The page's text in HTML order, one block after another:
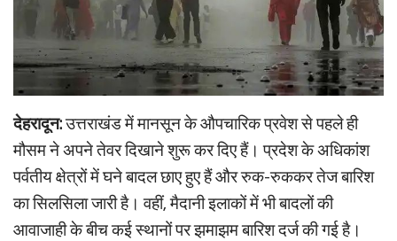
देहरादून:उत्तराखंड में मानसून के औपचारिक प्रवेश से पहले ही
मौसम ने अपने तेवर दिखाने शुरू कर दिए हैं। प्रदेश के अधिकांश
पर्वतीय क्षेत्रों में घने बादल छाए हुए हैं और रुक-रुककर तेज बारिश
का सिलसिला जारी है। वहीं, मैदानी इलाकों में भी बादलों की
आवाजाही के बीच कई स्थानों पर झमाझम बारिश दर्ज की गई है।